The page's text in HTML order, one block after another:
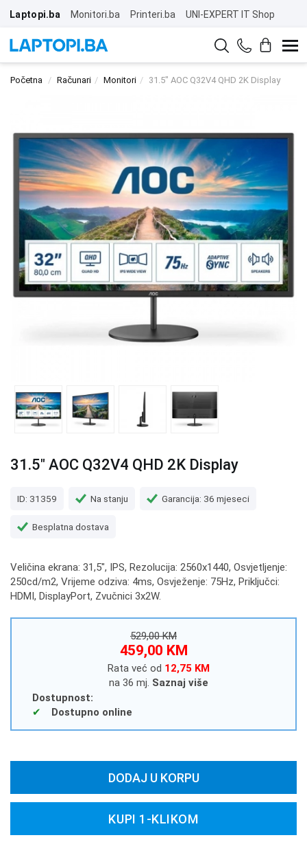
Laptopi.ba Monitori.ba Printeri.ba UNI-EXPERT IT Shop
Početna Računari Monitori 31.5" AOC Q32V4 QHD 2K Display
31.5" AOC Q32V4 QHD 2K Display
ID: 31359 Na stanju Garancija: 36 mjeseci
Besplatna dostava
Veličina ekrana: 31,5", IPS, Rezolucija: 2560x1440, Osvjetljenje:
250cd/m2, Vrijeme odziva: 4ms, Osvježenje: 75Hz, Priključci:
HDMI, DisplayPort, Zvučnici 3x2W.
529,00 KM
459,00 KM
Rata već od 12,75 KM
na 36 mj. Saznaj više
Dostupnost:
Dostupno online
DODAJ U KORPU
KUPI 1-KLIKOM